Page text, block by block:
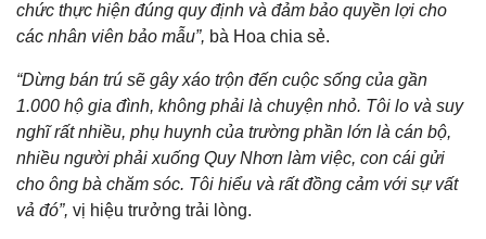
chức thực hiện đúng quy định và đảm bảo quyền lợi cho
các nhân viên bảo mẫu”, bà Hoa chia sẻ.
“Dừng bán trú sẽ gây xáo trộn đến cuộc sống của gần
1.000 hộ gia đình, không phải là chuyện nhỏ. Tôi lo và suy
nghĩ rất nhiều, phụ huynh của trường phần lớn là cán bộ,
nhiều người phải xuống Quy Nhơn làm việc, con cái gửi
cho ông bà chăm sóc. Tôi hiểu và rất đồng cảm với sự vất
vả đó”, vị hiệu trưởng trải lòng.